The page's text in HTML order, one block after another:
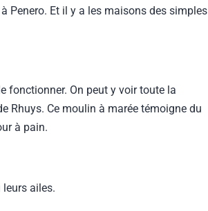
Penero. Et il y a les maisons des simples
fonctionner. On peut y voir toute la
Rhuys. Ce moulin à marée témoigne du
à pain.
leurs ailes.